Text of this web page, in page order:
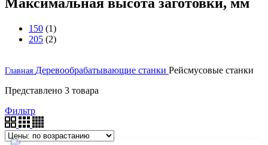
Максимальная высота заготовки, мм
150 (1)
205 (2)
Главная Деревообрабатывающие станки Рейсмусовые станки
Представлено 3 товара
Фильтр